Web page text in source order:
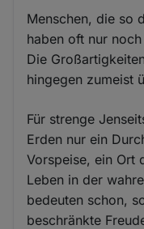
Menschen, die so
haben oft nur
Die
hingegen zumeist
Für strenge
Erden nur ein
Vorspeise, ein Ort
Leben in der
bedeuten schon,
beschränkte